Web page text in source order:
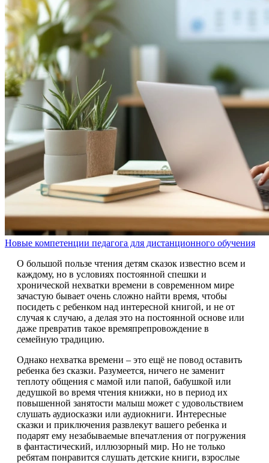
Новые компетенции педагога для дистанционного обучения
О большой пользе чтения детям сказок известно всем и
каждому, но в условиях постоянной спешки и
хронической нехватки времени в современном мире
зачастую бывает очень сложно найти время, чтобы
посидеть с ребенком над интересной книгой, и не от
случая к случаю, а делая это на постоянной основе или
даже превратив такое времяпрепровождение в
семейную традицию.
Однако нехватка времени – это ещё не повод оставить
ребенка без сказки. Разумеется, ничего не заменит
теплоту общения с мамой или папой, бабушкой или
дедушкой во время чтения книжки, но в период их
повышенной занятости малыш может с удовольствием
слушать аудиосказки или аудиокниги. Интересные
сказки и приключения развлекут вашего ребенка и
подарят ему незабываемые впечатления от погружения
в фантастический, иллюзорный мир. Но не только
ребятам понравится слушать детские книги, взрослые